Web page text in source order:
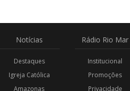
Notícias
Destaques
Igreja Católica
Amazonas
Rádio Rio Mar
Institucional
Promoções
Privacidade